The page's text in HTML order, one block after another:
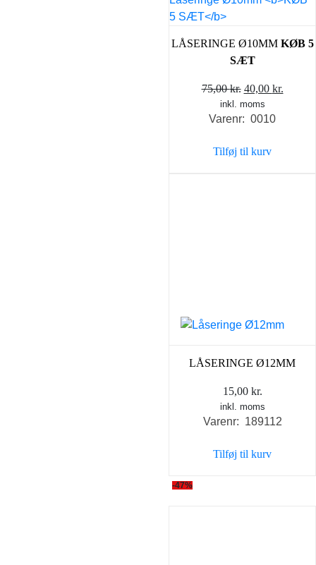
LÅSERINGE Ø10MM KØB 5
SÆT
75,00kr. Den
oprindelige
pris
75,00 kr..
40,00 kr.
inkl. moms
Varenr: 0010
Tilføj til kurv
LÅSERINGE Ø12MM
15,00 kr.
inkl. moms
Varenr: 189112
Tilføj til kurv
-47%